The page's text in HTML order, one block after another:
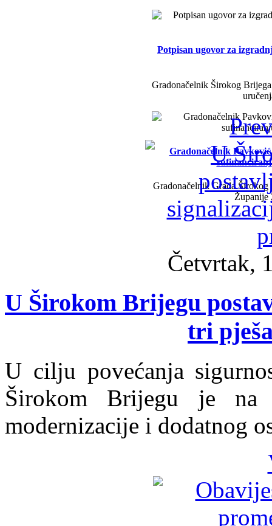
Potpisan ugovor za
Gradonačelnik Širokog
Gradonačelnik
Gradonačelnik Grada
Županije
Četvrtak,
U Širokom Brijegu
tri
U cilju povećanja
Širokom Brijegu je na
modernizacije i dodatnog